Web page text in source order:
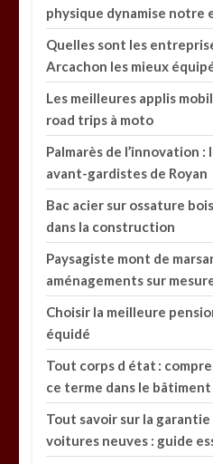
physique dynamise notre
Quelles sont les
Arcachon les mieux
Les meilleures applis
road trips à moto
Palmarès de l’innovation
avant-gardistes de Royan
Bac acier sur ossature
dans la construction
Paysagiste mont de
aménagements sur
Choisir la meilleure
équidé
Tout corps d état :
ce terme dans le bâtiment
Tout savoir sur la
voitures neuves : guide